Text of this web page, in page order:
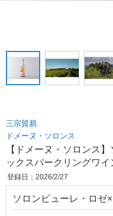
三宗貿易
ドメーヌ・ソロンス
【ドメーヌ・ソロンス
ックスパークリングワ
登録日：2026/2/27
ソロンビューレ・ロゼ